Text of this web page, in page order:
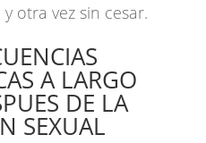
otra vez sin cesar.
A LARGO
DE LA
SEXUAL